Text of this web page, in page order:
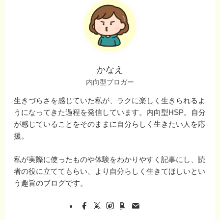
かなえ
内向型ブロガー
生きづらさを感じていた私が、ラクに楽しく生きられるよ
うになってきた過程を発信しています。内向型HSP。自分
が感じていることをそのままに自分らしく生きたい人を応
援。
私が実際に使ったものや体験をわかりやすく記事にし、読
者の役に立ててもらい、より自分らしく生きてほしいとい
う趣旨のブログです。